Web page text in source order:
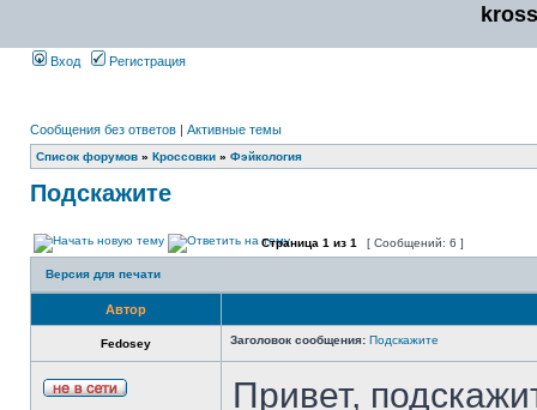
Вход Регистрация
Сообщения без ответов | Активные темы
Список форумов » Кроссовки » Фэйкология
Подскажите
Страница 1 из 1 [ Сообщений: 6 ]
Версия для печати
Автор
Fedosey Заголовок сообщения: Подскажите
Привет,